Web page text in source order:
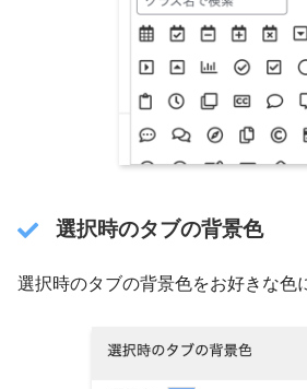
選択時のタブの背景色
選択時のタブの背景色をお好きな色